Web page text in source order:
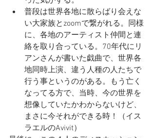
普段は世界各地に散らばり会えな
い大家族とzoomで繋がれる。同様
に、各地のアーティスト仲間と連
絡を取り合っている。70年代にリ
アンさんが書いた戯曲で、世界各
地同時上演、違う人種の人たちで
行う事というのがある。もう亡く
なってる方で、当時、今の世界を
想像していたかわからないけど、
まさに今それができる時！（イス
ラエルのAvivit）